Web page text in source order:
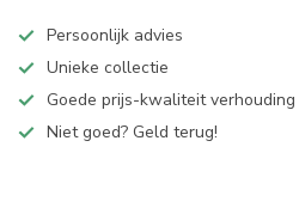
Persoonlijk advies
Unieke collectie
Goede prijs-kwaliteit verhouding
Niet goed? Geld terug!